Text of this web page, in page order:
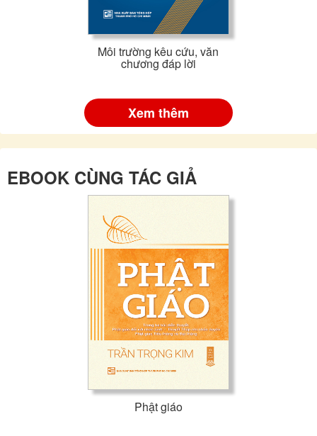
Môi trường kêu cứu, văn
chương đáp lời
Xem thêm
EBOOK CÙNG TÁC GIẢ
Phật giáo